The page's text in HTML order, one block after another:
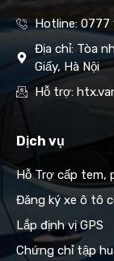
Hotline: 0777
Địa chỉ: Tòa
Giấy, Hà Nội
Hỗ trợ:
Dịch vụ
Hỗ Trợ cấp tem,
Đăng ký xe ô tô
Lắp định vị GPS
Chứng chỉ tập